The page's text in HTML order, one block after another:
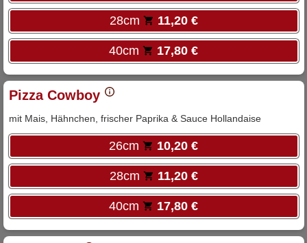
28cm 11,20 €
40cm 17,80 €
Pizza Cowboy
mit Mais, Hähnchen, frischer Paprika & Sauce Hollandaise
26cm 10,20 €
28cm 11,20 €
40cm 17,80 €